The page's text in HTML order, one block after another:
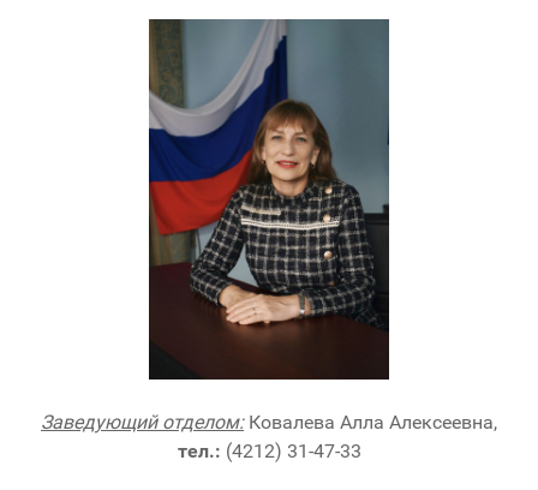
Заведующий отделом:Ковалева Алла Алексеевна,
тел.: (4212) 31-47-33